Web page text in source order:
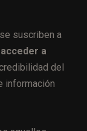
suscriben a
a
del
información